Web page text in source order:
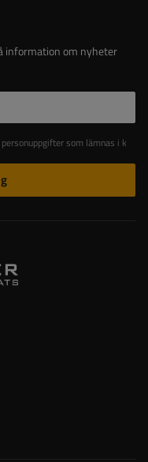
information om nyheter
i enlighet med Europaparlamentets och rådets förordning (EU).